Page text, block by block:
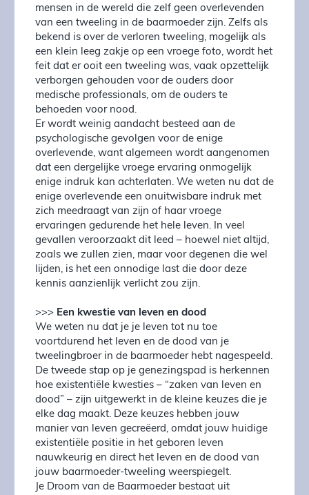
mensen in de wereld die zelf geen overlevenden
van een tweeling in de baarmoeder zijn. Zelfs als
bekend is over de verloren tweeling, mogelijk als
een klein leeg zakje op een vroege foto, wordt het
feit dat er ooit een tweeling was, vaak opzettelijk
verborgen gehouden voor de ouders door
medische professionals, om de ouders te
behoeden voor nood.
Er wordt weinig aandacht besteed aan de
psychologische gevolgen voor de enige
overlevende, want algemeen wordt aangenomen
dat een dergelijke vroege ervaring onmogelijk
enige indruk kan achterlaten. We weten nu dat de
enige overlevende een onuitwisbare indruk met
zich meedraagt van zijn of haar vroege
ervaringen gedurende het hele leven. In veel
gevallen veroorzaakt dit leed – hoewel niet altijd,
zoals we zullen zien, maar voor degenen die wel
lijden, is het een onnodige last die door deze
kennis aanzienlijk verlicht zou zijn.
>>> Een kwestie van leven en dood
We weten nu dat je je leven tot nu toe
voortdurend het leven en de dood van je
tweelingbroer in de baarmoeder hebt nagespeeld.
De tweede stap op je genezingspad is herkennen
hoe existentiële kwesties – “zaken van leven en
dood” – zijn uitgewerkt in de kleine keuzes die je
elke dag maakt. Deze keuzes hebben jouw
manier van leven gecreëerd, omdat jouw huidige
existentiële positie in het geboren leven
nauwkeurig en direct het leven en de dood van
jouw baarmoeder-tweeling weerspiegelt.
Je Droom van de Baarmoeder bestaat uit